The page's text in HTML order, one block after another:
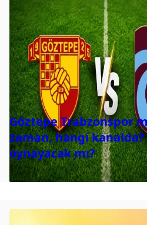
Göztepe Trabzonspor
zaman, hangi kanalda?
oynayacak mı?